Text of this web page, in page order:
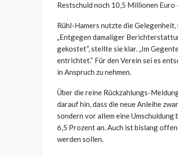
Restschuld noch 10,5 Millionen
Rühl-Hamers nutzte die
„Entgegen damaliger
gekostet“, stellte sie klar. „Im
entrichtet.“ Für den Verein sei es
in Anspruch zu nehmen.
Über die reine Rückzahlungs-
darauf hin, dass die neue Anleihe
sondern vor allem eine
6,5 Prozent an. Auch ist bislang
werden sollen.